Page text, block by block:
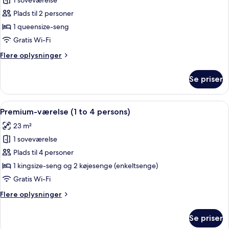
Superior-
dobbeltværelse
Plads til 2 personer
1 queensize-seng
Gratis Wi-Fi
Flere oplysninger
Flere
dobbeltværelse
Se priser
Indlæs
alle
billeder
af
Premium-
værelse
(1
4
Et hotelværelse med seng,
14
Premium-værelse (1 to 4 persons)
23 m²
1 soveværelse
Plads til 4 personer
1 kingsize-seng og 2 køjesenge (enkeltsenge)
Gratis Wi-Fi
Flere oplysninger
Flere
Se priser